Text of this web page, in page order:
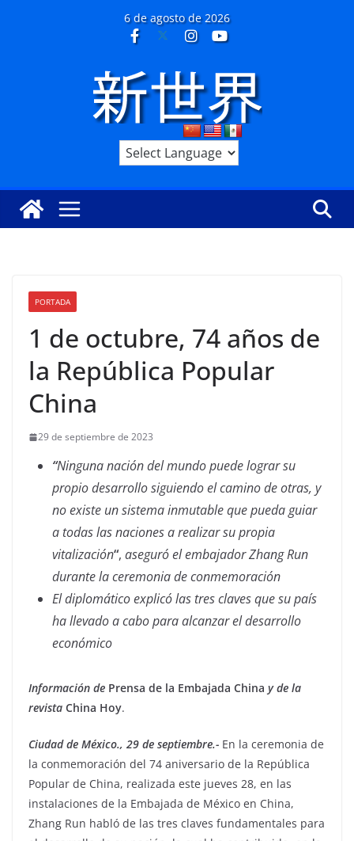
6 de agosto de 2026
PORTADA
1 de octubre, 74 años de
la República Popular
China
29 de septiembre de 2023
“Ninguna nación del mundo puede lograr su
propio desarrollo siguiendo el camino de otras, y
no existe un sistema inmutable que pueda guiar
a todas las naciones a realizar su propia
vitalización“, aseguró el embajador Zhang Run
durante la ceremonia de conmemoración
El diplomático explicó las tres claves que su país
ha llevado a cabo para alcanzar el desarrollo
económico
Información de Prensa de la Embajada China y de la
revista China Hoy.
Ciudad de México., 29 de septiembre.- En la ceremonia de
la conmemoración del 74 aniversario de la República
Popular de China, realizada este jueves 28, en las
instalaciones de la Embajada de México en China,
Zhang Run habló de las tres claves fundamentales para